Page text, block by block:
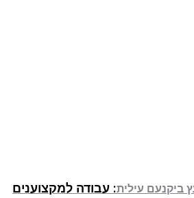
ביקנעם עילית: עבודה למקצוענים